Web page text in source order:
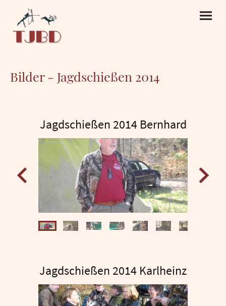
Bilder - Jagdschießen 2014
Jagdschießen 2014 Bernhard
Jagdschießen 2014 Karlheinz